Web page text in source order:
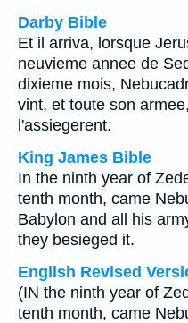
Darby Bible
Et il arriva, lorsque
neuvieme annee de
dixieme mois,
vint, et toute son
l'assiegerent.
King James Bible
In the ninth year of
tenth month, came
Babylon and all his
they besieged it.
English Revised
(IN the ninth year of
tenth month, came